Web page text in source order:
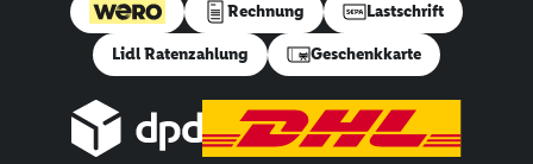
Rechnung Lastschrift
Lidl Ratenzahlung Geschenkkarte